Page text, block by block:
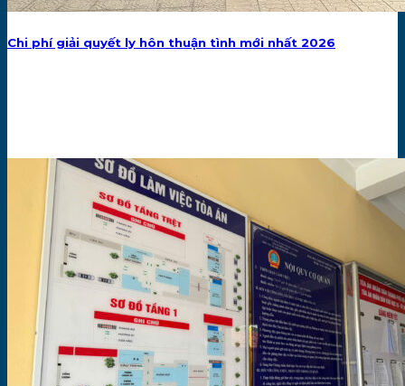
Chi phí giải quyết ly hôn thuận tình mới nhất 2026